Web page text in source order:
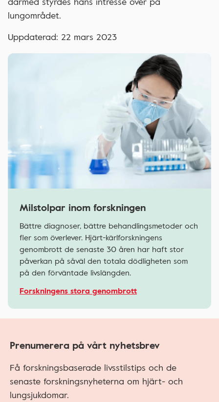
lungområdet.
Uppdaterad: 22 mars 2023
Milstolpar inom forskningen
Bättre diagnoser, bättre behandlingsmetoder och
fler som överlever. Hjärt-kärlforskningens
genombrott de senaste 30 åren har haft stor
påverkan på såväl den totala dödligheten som
på den förväntade livslängden.
Forskningens stora genombrott
Prenumerera på vårt nyhetsbrev
Få forskningsbaserade livsstilstips och de
senaste forskningsnyheterna om hjärt- och
lungsjukdomar.